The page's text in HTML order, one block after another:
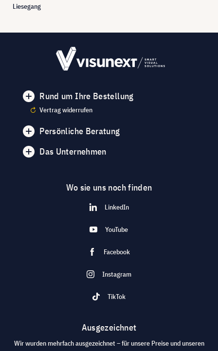
Liesegang
Rund um Ihre Bestellung
Vertrag widerrufen
Persönliche Beratung
Das Unternehmen
Wo sie uns noch finden
LinkedIn
YouTube
Facebook
Instagram
TikTok
Ausgezeichnet
Wir wurden mehrfach ausgezeichnet – für unsere Preise und unseren